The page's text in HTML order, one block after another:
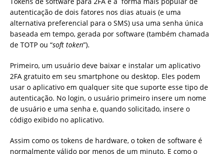
autenticação de dois fatores nos dias atuais (e uma
alternativa preferencial para o SMS) usa uma senha única
baseada em tempo, gerada por software (também chamada
de TOTP ou “soft token”).
Primeiro, um usuário deve baixar e instalar um aplicativo
2FA gratuito em seu smartphone ou desktop. Eles podem
usar o aplicativo em qualquer site que suporte esse tipo de
autenticação. No login, o usuário primeiro insere um nome
de usuário e uma senha e, quando solicitado, insere o
código exibido no aplicativo.
Assim como os tokens de hardware, o token de software é
normalmente válido por menos de um minuto. E como o